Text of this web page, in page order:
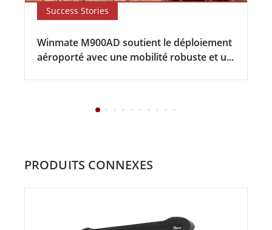
Success Stories
Winmate M900AD soutient le déploiement
aéroporté avec une mobilité robuste et u...
PRODUITS CONNEXES